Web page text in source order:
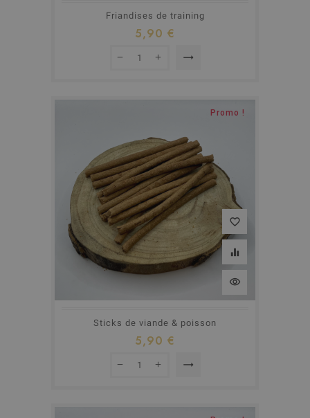
Friandises de training
5,90 €
trending_flat
Promo !
favorite_border
equalizer
visibility
Sticks de viande & poisson
5,90 €
trending_flat